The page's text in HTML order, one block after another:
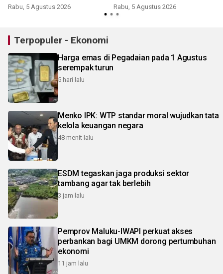
Rabu, 5 Agustus 2026 Rabu, 5 Agustus 2026
Terpopuler - Ekonomi
Harga emas di Pegadaian pada 1 Agustus
serempak turun
5 hari lalu
Menko IPK: WTP standar moral wujudkan tata
kelola keuangan negara
48 menit lalu
ESDM tegaskan jaga produksi sektor
tambang agar tak berlebih
3 jam lalu
Pemprov Maluku-IWAPI perkuat akses
perbankan bagi UMKM dorong pertumbuhan
ekonomi
11 jam lalu